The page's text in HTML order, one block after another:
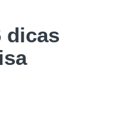
dicas